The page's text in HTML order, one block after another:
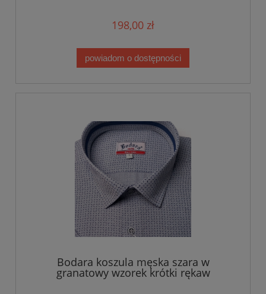
198,00 zł
powiadom o dostępności
Bodara koszula męska szara w
granatowy wzorek krótki rękaw